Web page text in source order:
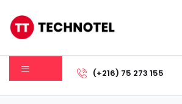
Votre panier est vide.
Sous-total:
(+216) 75 273 155